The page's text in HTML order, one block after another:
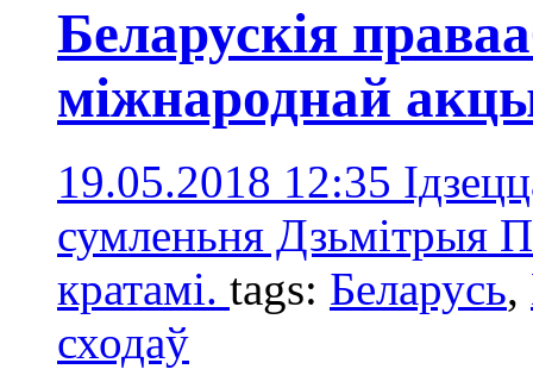
Беларускія
міжнароднай
19.05.2018 12:35
сумленьня Дзьмітрыя
кратамі. tags: Беларусь,
сходаў